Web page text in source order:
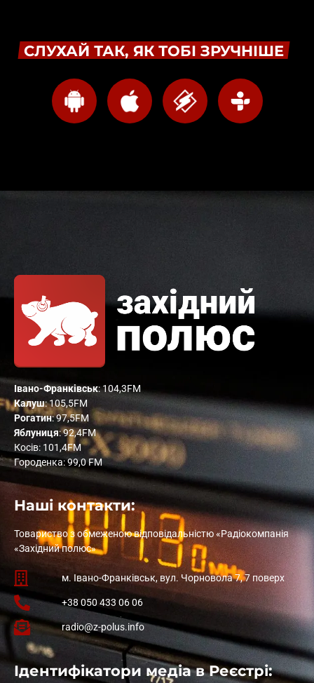
СЛУХАЙ ТАК, ЯК ТОБІ ЗРУЧНІШЕ
Івано-Франківськ: 104,3FM
Калуш: 105,5FM
Рогатин: 97,5FM
Яблуниця: 92,4FM
Косів: 101,4FM
Городенка: 99,0 FM
Наші контакти:
Товариство з обмеженою відповідальністю «Радіокомпанія
«Західний полюс»
м. Івано-Франківськ, вул. Чорновола 7, 7 поверх
+38 050 433 06 06
radio@z-polus.info
Ідентифікатори медіа в Реєстрі: